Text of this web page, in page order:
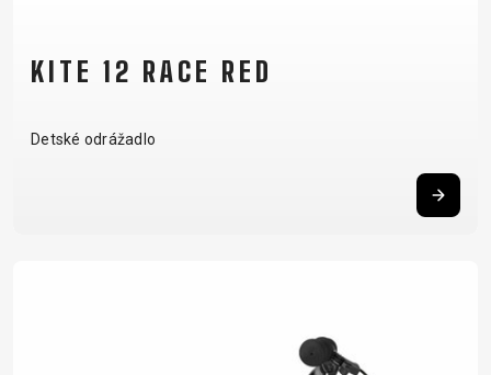
KITE 12 RACE RED
Detské odrážadlo